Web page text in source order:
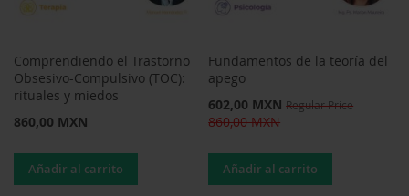
Comprendiendo el Trastorno
Obsesivo-Compulsivo (TOC):
rituales y miedos
860,00 MXN
Añadir al carrito
Fundamentos de la teoría del
apego
Special
Price
602,00 MXN Regular Price
860,00 MXN
Añadir al carrito